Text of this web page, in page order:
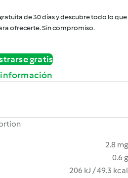
de 30 días y descubre todo lo que
ofrecerte. Sin compromiso.
gratis
información
2.8 mg
0.6 g
206 kJ / 49.3 kcal